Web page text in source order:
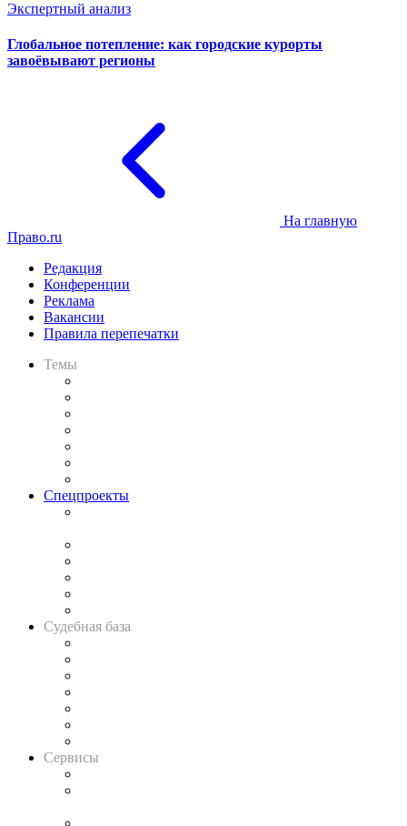
Экспертный анализ
Глобальное потепление: как городские курорты
завоёвывают регионы
На главную
Право.ru
Редакция
Конференции
Реклама
Вакансии
Правила перепечатки
Темы
Спецпроекты
Судебная база
Сервисы